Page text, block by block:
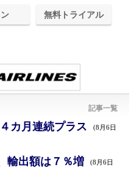
無料トライアル
記事一覧
カ月連続プラス (8月6日
輸出額は７％増 (8月6日